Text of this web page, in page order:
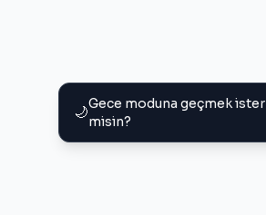
🌙Gece moduna geçmek ister
misin?